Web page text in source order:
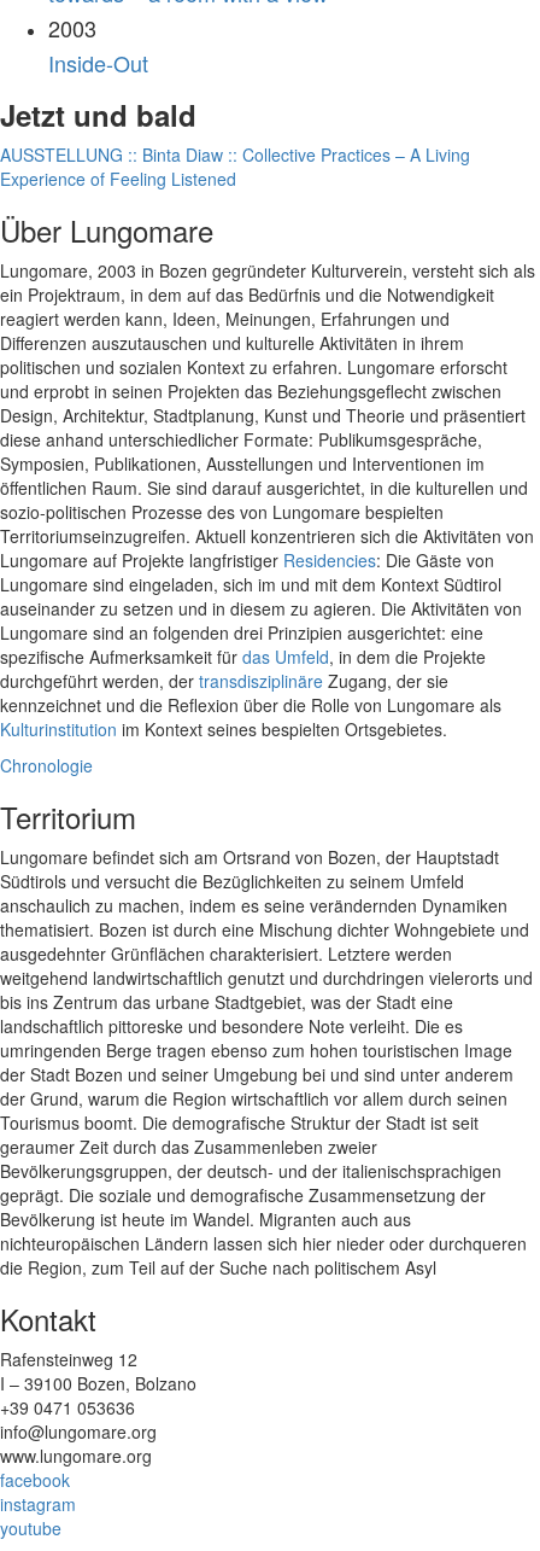
2003
Inside-Out
Jetzt und bald
AUSSTELLUNG :: Binta Diaw :: Collective Practices – A Living
Experience of Feeling Listened
Über Lungomare
Lungomare, 2003 in Bozen gegründeter Kulturverein, versteht sich als
ein Projektraum, in dem auf das Bedürfnis und die Notwendigkeit
reagiert werden kann, Ideen, Meinungen, Erfahrungen und
Differenzen auszutauschen und kulturelle Aktivitäten in ihrem
politischen und sozialen Kontext zu erfahren. Lungomare erforscht
und erprobt in seinen Projekten das Beziehungsgeflecht zwischen
Design, Architektur, Stadtplanung, Kunst und Theorie und präsentiert
diese anhand unterschiedlicher Formate: Publikumsgespräche,
Symposien, Publikationen, Ausstellungen und Interventionen im
öffentlichen Raum. Sie sind darauf ausgerichtet, in die kulturellen und
sozio-politischen Prozesse des von Lungomare bespielten
Territoriumseinzugreifen. Aktuell konzentrieren sich die Aktivitäten von
Lungomare auf Projekte langfristiger Residencies: Die Gäste von
Lungomare sind eingeladen, sich im und mit dem Kontext Südtirol
auseinander zu setzen und in diesem zu agieren. Die Aktivitäten von
Lungomare sind an folgenden drei Prinzipien ausgerichtet: eine
spezifische Aufmerksamkeit für das Umfeld, in dem die Projekte
durchgeführt werden, der transdisziplinäre Zugang, der sie
kennzeichnet und die Reflexion über die Rolle von Lungomare als
Kulturinstitution im Kontext seines bespielten Ortsgebietes.
Chronologie
Territorium
Lungomare befindet sich am Ortsrand von Bozen, der Hauptstadt
Südtirols und versucht die Bezüglichkeiten zu seinem Umfeld
anschaulich zu machen, indem es seine verändernden Dynamiken
thematisiert. Bozen ist durch eine Mischung dichter Wohngebiete und
ausgedehnter Grünflächen charakterisiert. Letztere werden
weitgehend landwirtschaftlich genutzt und durchdringen vielerorts und
bis ins Zentrum das urbane Stadtgebiet, was der Stadt eine
landschaftlich pittoreske und besondere Note verleiht. Die es
umringenden Berge tragen ebenso zum hohen touristischen Image
der Stadt Bozen und seiner Umgebung bei und sind unter anderem
der Grund, warum die Region wirtschaftlich vor allem durch seinen
Tourismus boomt. Die demografische Struktur der Stadt ist seit
geraumer Zeit durch das Zusammenleben zweier
Bevölkerungsgruppen, der deutsch- und der italienischsprachigen
geprägt. Die soziale und demografische Zusammensetzung der
Bevölkerung ist heute im Wandel. Migranten auch aus
nichteuropäischen Ländern lassen sich hier nieder oder durchqueren
die Region, zum Teil auf der Suche nach politischem Asyl
Kontakt
Rafensteinweg 12
I – 39100 Bozen, Bolzano
+39 0471 053636
info@lungomare.org
www.lungomare.org
facebook
instagram
youtube